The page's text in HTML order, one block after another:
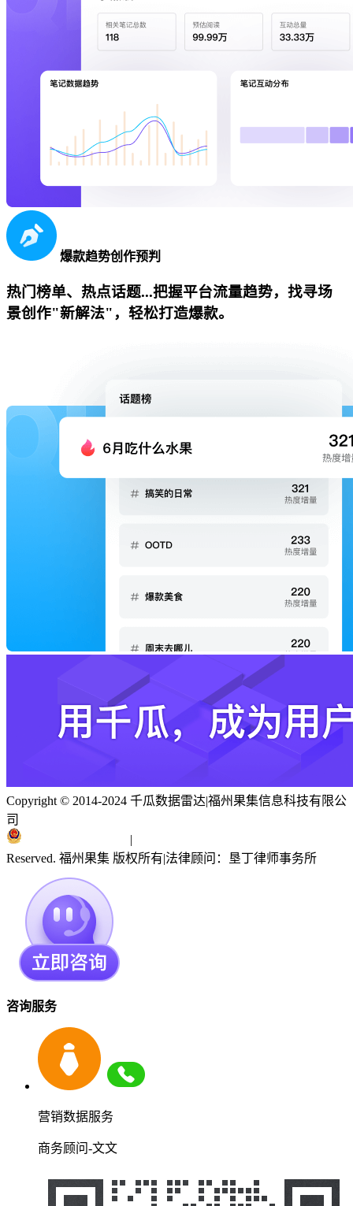
爆款趋势创作预判
热门榜单、热点话题...把握平台流量趋势，找寻场
景创作"新解法"，轻松打造爆款。
Copyright © 2014-2024 千瓜数据雷达|福州果集信息科技有限公
司
|
Reserved. 福州果集 版权所有|法律顾问：垦丁律师事务所
咨询服务
营销数据服务
商务顾问-文文